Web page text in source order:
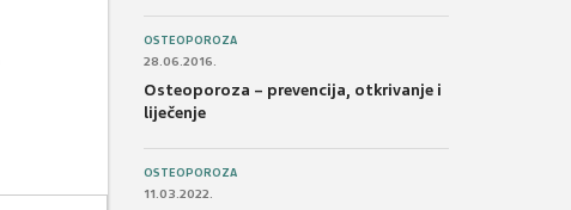
OSTEOPOROZA
28.06.2016.
Osteoporoza – prevencija, otkrivanje i
liječenje
OSTEOPOROZA
11.03.2022.